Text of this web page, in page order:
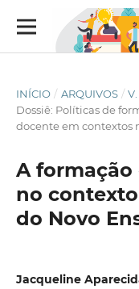
INÍCIO / ARQUIVOS /
Dossiê: Políticas de
docente em contextos
A formação
no
do Novo
Jacqueline